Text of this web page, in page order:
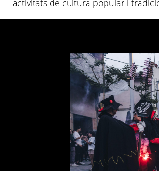
activitats de cultura popular i